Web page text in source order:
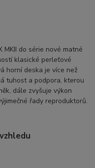
do série nové matné
klasické perleťové
horní deska je více než
tuhost a podpora, kterou
dále zvyšuje výkon
řady reproduktorů.